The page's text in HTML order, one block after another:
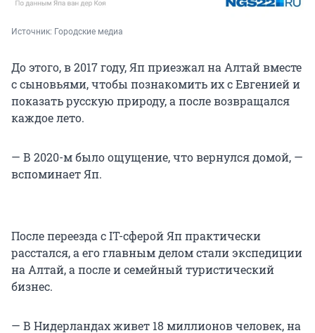
Источник: Городские медиа
До этого, в 2017 году, Яп приезжал на Алтай вместе
с сыновьями, чтобы познакомить их с Евгенией и
показать русскую природу, а после возвращался
каждое лето.
— В 2020-м было ощущение, что вернулся домой, —
вспоминает Яп.
После переезда с IT-сферой Яп практически
расстался, а его главным делом стали экспедиции
на Алтай, а после и семейный туристический
бизнес.
— В Нидерландах живет 18 миллионов человек, на